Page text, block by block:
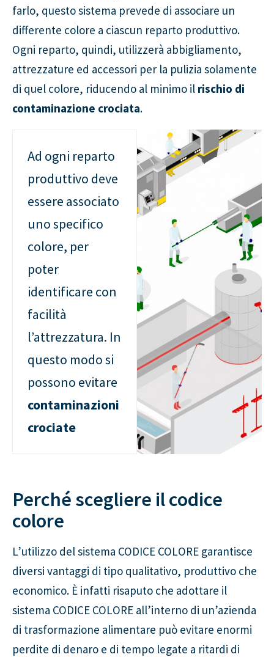
farlo, questo sistema prevede di associare un
differente colore a ciascun reparto produttivo.
Ogni reparto, quindi, utilizzerà abbigliamento,
attrezzature ed accessori per la pulizia solamente
di quel colore, riducendo al minimo il rischio di
contaminazione crociata.
Ad ogni reparto
produttivo deve
essere associato
uno specifico
colore, per
poter
identificare con
facilità
l’attrezzatura. In
questo modo si
possono evitare
contaminazioni
crociate
Perché scegliere il codice
colore
L’utilizzo del sistema CODICE COLORE garantisce
diversi vantaggi di tipo qualitativo, produttivo che
economico. È infatti risaputo che adottare il
sistema CODICE COLORE all’interno di un’azienda
di trasformazione alimentare può evitare enormi
perdite di denaro e di tempo legate a ritardi di